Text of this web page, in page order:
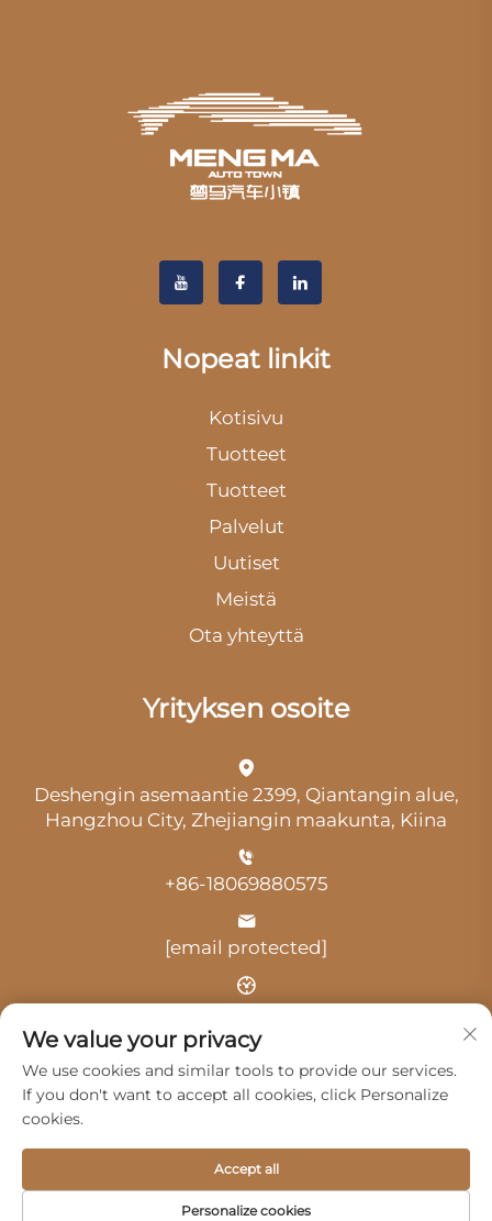
Nopeat linkit
Kotisivu
Tuotteet
Tuotteet
Palvelut
Uutiset
Meistä
Ota yhteyttä
Yrityksen osoite
Deshengin asemaantie 2399, Qiantangin alue,
Hangzhou City, Zhejiangin maakunta, Kiina
+86-18069880575
[email protected]
Aika: klo 9.00–18.00
Tekijänoikeus © 2025 Hangzhou Guangji Automobile
Tietosuojakäytäntö
We value your privacy
We use cookies and similar tools to provide our services.
If you don't want to accept all cookies, click Personalize
cookies.
Personalize cookies
Accept all